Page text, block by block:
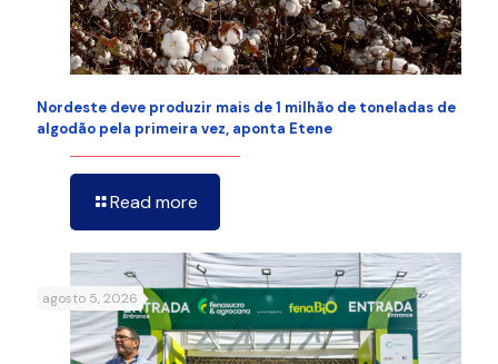
Nordeste deve produzir mais de 1 milhão de toneladas de
algodão pela primeira vez, aponta Etene
Read more
agosto 5, 2026